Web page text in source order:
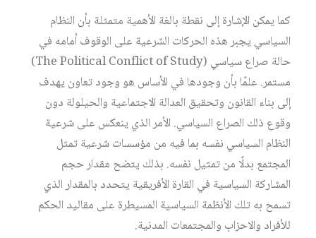
كما يمكن الإشارة إلى نقطة بالغة الأهمية متمثلة بأن النظام
السياسي يجبر هذه الحركات الشرعية على الوقوف أمامه في
حالة صراع سياسي (The Political Conflict of Study)
مستمر. علمًا بأن وجودها في الأساس هو وجود تعاون يهدف
إلى بناء القانون وتحقيق العدالة الاجتماعية والحيلولة دون
وقوع ذلك الصراع السياسي. الأمر الذي ينعكس على شرعية
النظام السياسي نفسه بما فيه من مؤسسات شرعية تمثل
المجتمع بدلًا من تمثيل نفسه. بذلك يتضح مقدار حجم
المشاركة السياسية في القارة الأفريقية يتحدد بالمقدار الذي
تسمح به تلك الأنظمة السياسية المسيطرة على مقاليد الحكم
للأفراد والاحزاب والمجتمعات المدنية.